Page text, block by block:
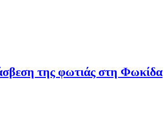
της φωτιάς στη Φωκίδα